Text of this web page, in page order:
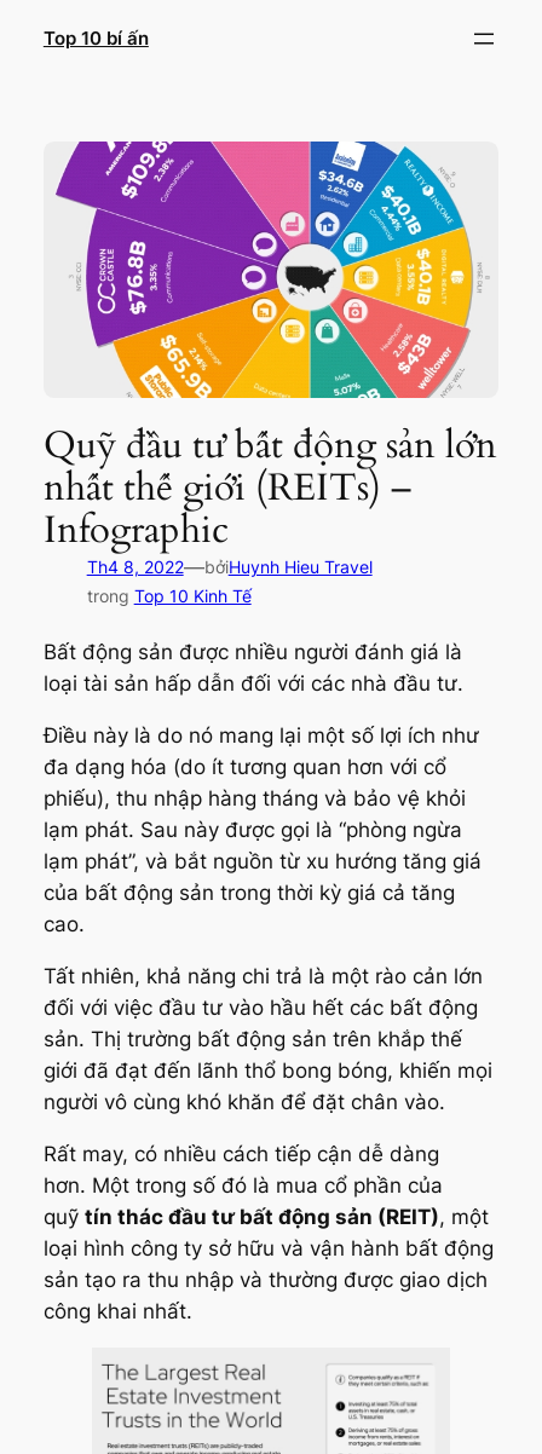
Top 10 bí ấn
Quỹ đầu tư bất động sản lớn
nhất thế giới (REITs) –
Infographic
Th4 8, 2022—bởiHuynh Hieu Travel
trong Top 10 Kinh Tế
Bất động sản được nhiều người đánh giá là
loại tài sản hấp dẫn đối với các nhà đầu tư.
Điều này là do nó mang lại một số lợi ích như
đa dạng hóa (do ít tương quan hơn với cổ
phiếu), thu nhập hàng tháng và bảo vệ khỏi
lạm phát. Sau này được gọi là “phòng ngừa
lạm phát”, và bắt nguồn từ xu hướng tăng giá
của bất động sản trong thời kỳ giá cả tăng
cao.
Tất nhiên, khả năng chi trả là một rào cản lớn
đối với việc đầu tư vào hầu hết các bất động
sản. Thị trường bất động sản trên khắp thế
giới đã đạt đến lãnh thổ bong bóng, khiến mọi
người vô cùng khó khăn để đặt chân vào.
Rất may, có nhiều cách tiếp cận dễ dàng
hơn. Một trong số đó là mua cổ phần của
quỹ tín thác đầu tư bất động sản (REIT), một
loại hình công ty sở hữu và vận hành bất động
sản tạo ra thu nhập và thường được giao dịch
công khai nhất.